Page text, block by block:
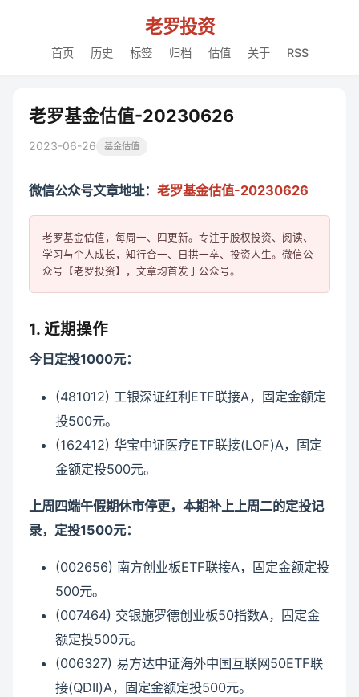
老罗投资
首页 历史 标签 归档 估值 关于 RSS
老罗基金估值-20230626
2023-06-26 基金估值
微信公众号文章地址： 老罗基金估值-20230626
老罗基金估值，每周一、四更新。专注于股权投资、阅读、
学习与个人成长，知行合一、日拱一卒、投资人生。微信公
1. 近期操作
今日定投1000元：
(481012) 工银深证红利ETF联接A，固定金额定
投500元。
(162412) 华宝中证医疗ETF联接(LOF)A，固定
金额定投500元。
上周四端午假期休市停更，本期补上上周二的定投记
录，定投1500元：
(002656) 南方创业板ETF联接A，固定金额定投
500元。
(007464) 交银施罗德创业板50指数A，固定金
额定投500元。
(006327) 易方达中证海外中国互联网50ETF联
接(QDII)A，固定金额定投500元。